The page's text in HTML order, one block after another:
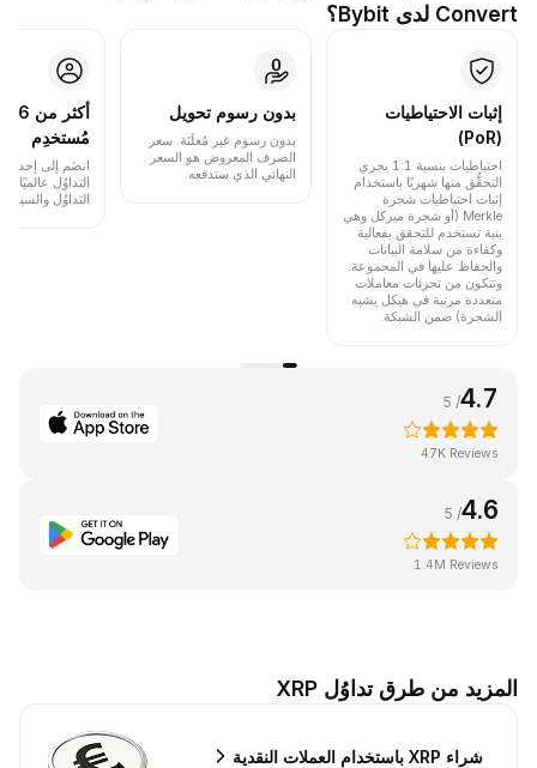
Convert لدى Bybit؟
إثبات الاحتياطيات
(PoR)
احتياطيات بنسبة 1:1 يجري
التحقُّق منها شهريًا باستخدام
إثبات احتياطيات شجرة
Merkle (أو شجرة ميركل وهي
بنية تستخدم للتحقق بفعالية
وكفاءة من سلامة البيانات
والحفاظ عليها في المجموعة.
وتتكون من تجزئات معاملات
متعددة مرتبة في هيكل يشبه
الشجرة) ضمن الشبكة.
بدون رسوم تحويل
بدون رسوم غير مُعلَنَة. سعر
الصرف المعروض هو السعر
النهائي الذي ستدفعه.
مُستخدِم
انضَم إلى إحدى
التداوُل
التداوُل والسيولة.
4.7
/ 5
47K Reviews
4.6
/ 5
1.4M Reviews
المزيد من طرق تداوُل XRP
شراء XRP باستخدام العملات النقدية